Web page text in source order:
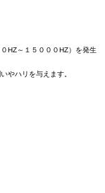
HZ～１５０００HZ）を発生
やハリを与えます。